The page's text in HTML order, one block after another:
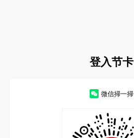
登入节卡
微信掃一掃